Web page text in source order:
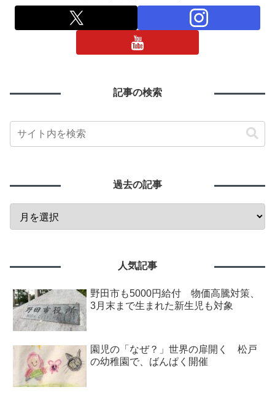
記事の検索
過去の記事
人気記事
野田市も5000円給付 物価高騰対策、
3月末まで生まれた新生児も対象
園児の「なぜ？」世界の扉開く 松戸
の幼稚園で、ばんぱく開催